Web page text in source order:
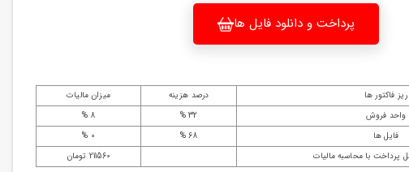
پرداخت و دانلود فایل ها
ریز فاکتور ها درصد هزینه
میزان مالیات
واحد فروش
32 %
8 %
فایل ها
68 %
0 %
پرداخت با محاسبه مالیات
211560 تومان